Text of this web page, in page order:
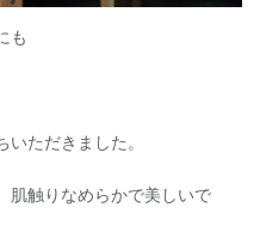
も
ただきました。
肌触りなめらかで美しいで